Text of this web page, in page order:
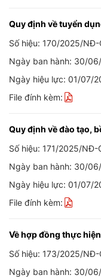
Quy định về tuyển
Số hiệu: 170/2025/NĐ-
Ngày ban hành: 30/
Ngày hiệu lực: 01/07/
File đính kèm:
Quy định về đào tạo,
Số hiệu: 171/2025/NĐ-
Ngày ban hành: 30/
Ngày hiệu lực: 01/07/
File đính kèm:
Về hợp đồng thực
Số hiệu: 173/2025/NĐ-
Ngày ban hành: 30/